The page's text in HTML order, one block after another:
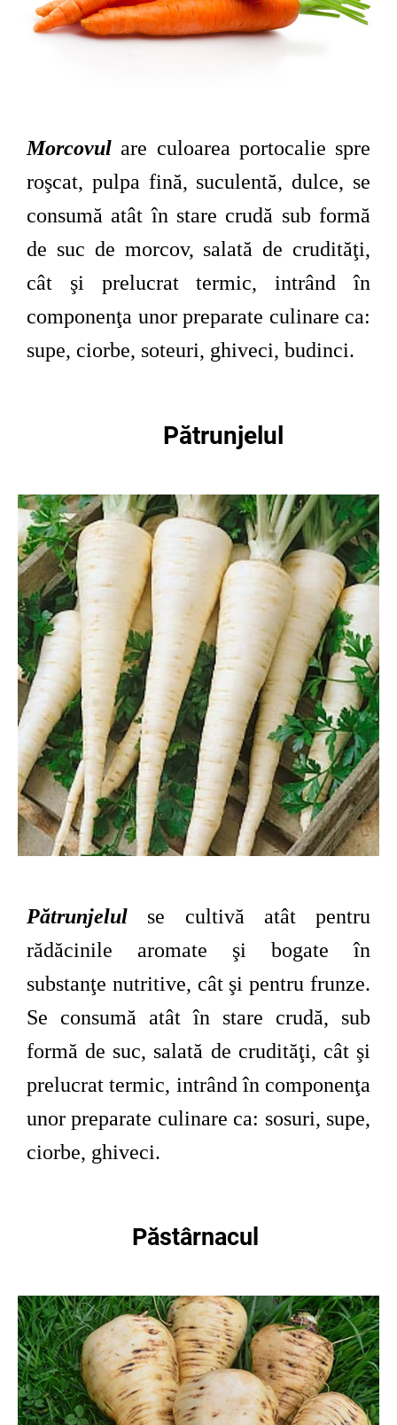
Morcovulare culoarea portocalie spre
roşcat, pulpa fină, suculentă, dulce, se
consumă atât în stare crudă sub formă
de suc de morcov, salată de crudităţi,
cât şi prelucrat termic, intrând în
componenţa unor preparate culinare ca:
supe, ciorbe, soteuri, ghiveci, budinci.
Pătrunjelul
Pătrunjelul se cultivă atât pentru
rădăcinile aromate şi bogate în
substanţe nutritive, cât şi pentru frunze.
Se consumă atât în stare crudă, sub
formă de suc, salată de crudităţi, cât şi
prelucrat termic, intrând în componenţa
unor preparate culinare ca: sosuri, supe,
ciorbe, ghiveci.
Păstârnacul